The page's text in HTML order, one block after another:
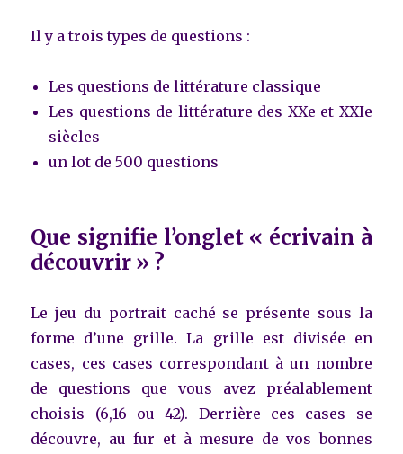
Il y a trois types de questions :
Les questions de littérature classique
Les questions de littérature des XXe et XXIe
siècles
un lot de 500 questions
Que signifie l’onglet « écrivain à
découvrir » ?
Le jeu du portrait caché se présente sous la
forme d’une grille. La grille est divisée en
cases, ces cases correspondant à un nombre
de questions que vous avez préalablement
choisis (6,16 ou 42). Derrière ces cases se
découvre, au fur et à mesure de vos bonnes